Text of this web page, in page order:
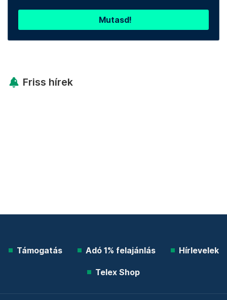
Mutasd!
Friss hírek
Támogatás Adó 1% felajánlás Hírlevelek
Telex Shop